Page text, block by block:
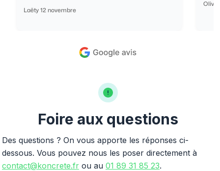
Laëty 12 novembre
Foire aux questions
Des questions ? On vous apporte les réponses ci-
dessous. Vous pouvez nous les poser directement à
contact@koncrete.fr ou au 01 89 31 85 23.